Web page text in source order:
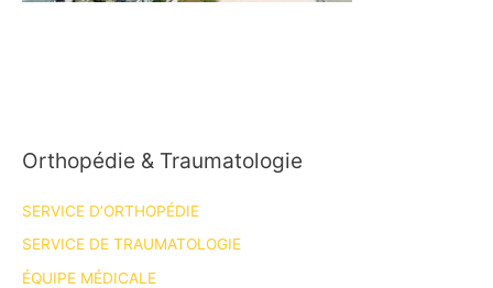
Orthopédie & Traumatologie
SERVICE D’ORTHOPÉDIE
SERVICE DE TRAUMATOLOGIE
ÉQUIPE MÉDICALE